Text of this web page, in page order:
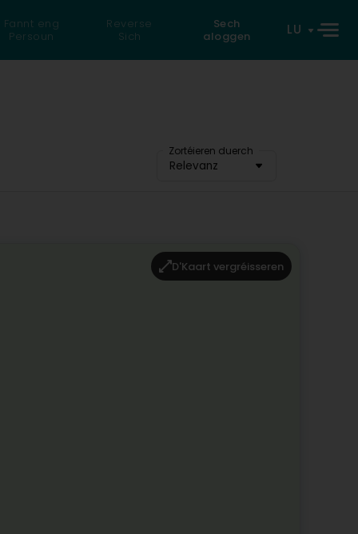
Fannt eng
Persoun
Reverse
Sich
Sech
aloggen
LU
Zortéieren duerch
Relevanz
D'Kaart vergréisseren